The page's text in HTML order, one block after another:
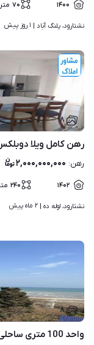
۱۴۰۰ ۷۰ متر
نشتارود، پلنگ آباد | ۱ روز پیش
۸
رهن کامل ویلا
رهن: ۲,۰۰۰,۰۰۰,۰۰۰
۱۴۰۲ ۲۴۰
نشتارود، لوله ده | ۲ ماه پیش
۸
واحد 100 متری ساحلی